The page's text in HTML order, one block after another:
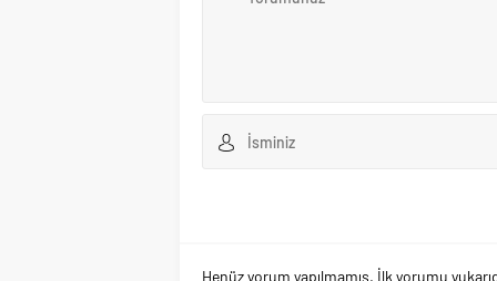
Henüz yorum yapılmamış. İlk yorumu